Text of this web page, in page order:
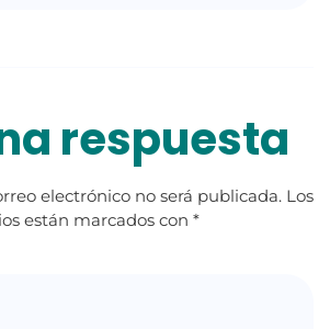
respuesta
electrónico no será publicada. Los
están marcados con *